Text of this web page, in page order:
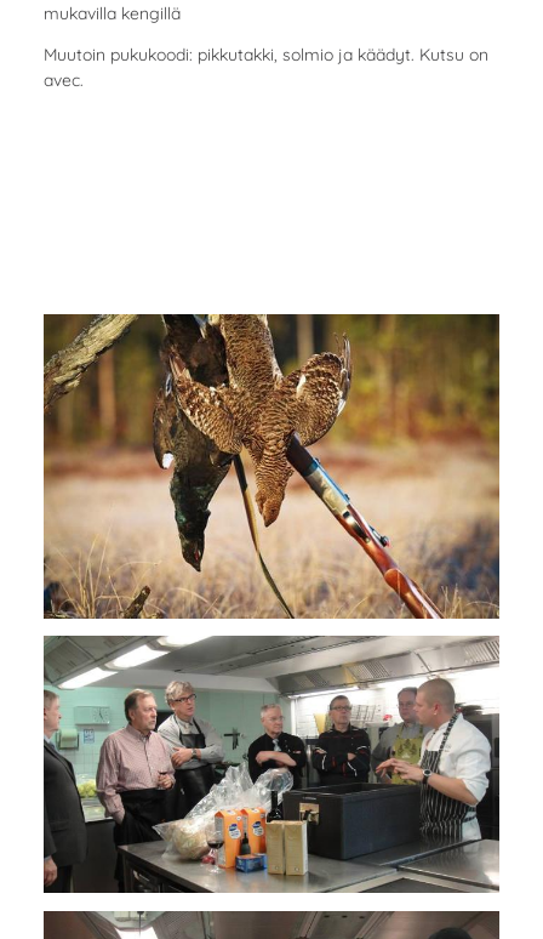
mukavilla kengillä
Muutoin pukukoodi: pikkutakki, solmio ja käädyt. Kutsu on
avec.